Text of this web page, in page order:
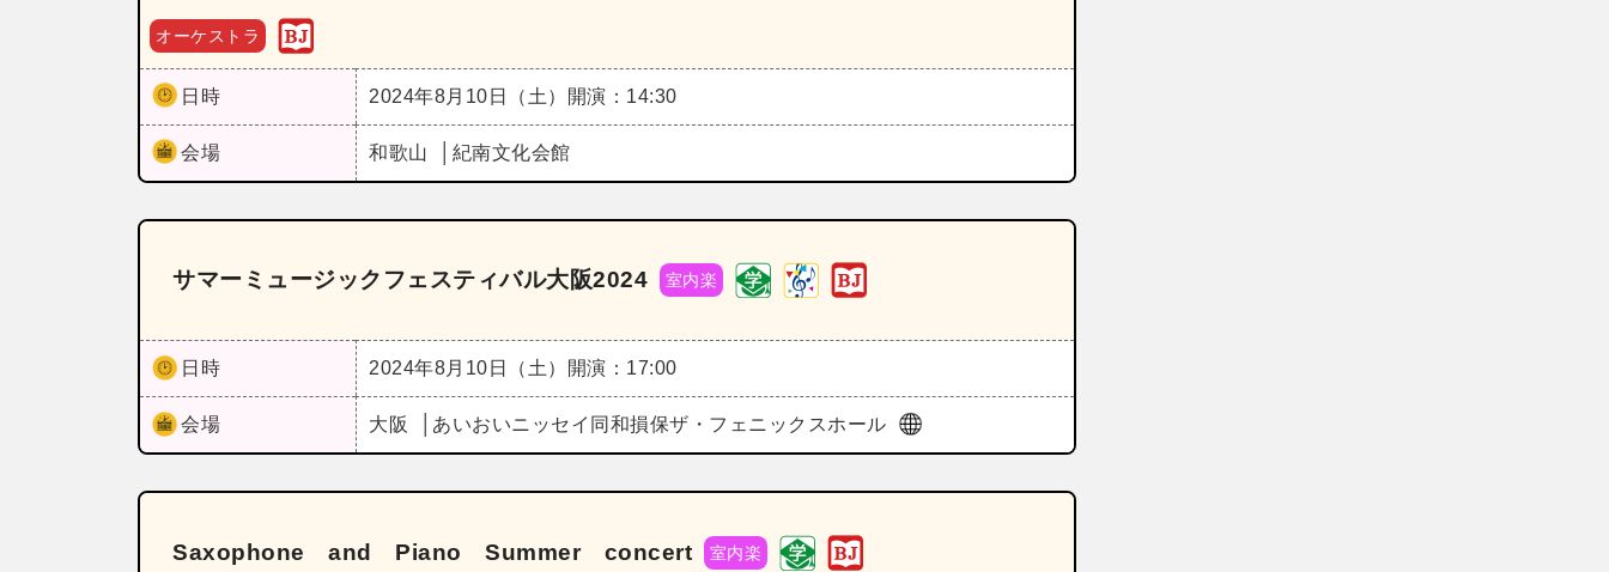
オーケストラ
日時 2024年8月10日（土） 開演：14:30
会場 和歌山 紀南文化会館
サマーミュージックフェスティバル大阪2024 室内楽
日時 2024年8月10日（土） 開演：17:00
会場 大阪 あいおいニッセイ同和損保ザ・フェニックスホール
Saxophone and Piano Summer concert 室内楽